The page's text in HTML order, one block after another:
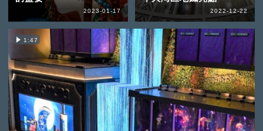
2023-01-17
1:47
2022-12-22